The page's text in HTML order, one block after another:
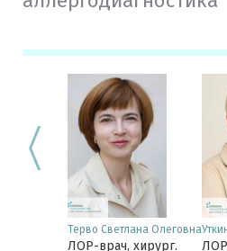
Терво Светлана Олеговна
ЛОР-врач, хирург.